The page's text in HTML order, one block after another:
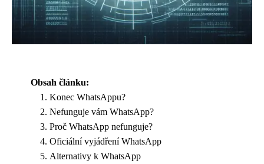
Obsah článku:
Konec WhatsAppu?
Nefunguje vám WhatsApp?
Proč WhatsApp nefunguje?
Oficiální vyjádření WhatsApp
Alternativy k WhatsApp